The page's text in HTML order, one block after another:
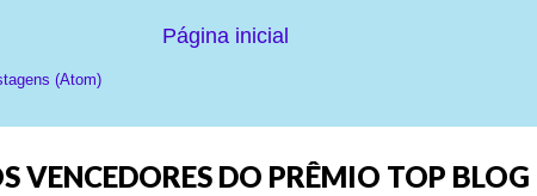
Página inicial
(Atom)
VENCEDORES DO PRÊMIO TOP BLOG